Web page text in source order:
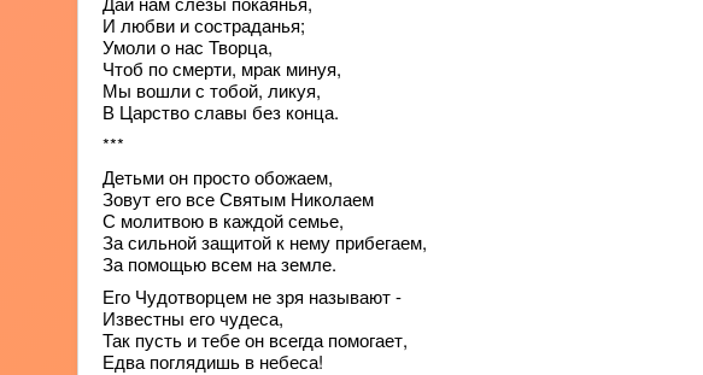
И любви и состраданья;
Умоли о нас Творца,
Чтоб по смерти, мрак минуя,
Мы вошли с тобой, ликуя,
В Царство славы без конца.
***
Детьми он просто обожаем,
Зовут его все Святым Николаем
С молитвою в каждой семье,
За сильной защитой к нему прибегаем,
За помощью всем на земле.
Его Чудотворцем не зря называют -
Известны его чудеса,
Так пусть и тебе он всегда помогает,
Едва поглядишь в небеса!